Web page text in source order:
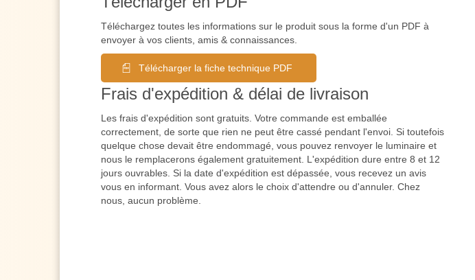
Téléchargez toutes les informations sur le produit sous la forme d'un PDF à
envoyer à vos clients, amis & connaissances.
Télécharger la fiche technique PDF
Frais d'expédition & délai de livraison
Les frais d'expédition sont gratuits. Votre commande est emballée
correctement, de sorte que rien ne peut être cassé pendant l'envoi. Si toutefois
quelque chose devait être endommagé, vous pouvez renvoyer le luminaire et
nous le remplacerons également gratuitement. L'expédition dure entre 8 et 12
jours ouvrables. Si la date d'expédition est dépassée, vous recevez un avis
vous en informant. Vous avez alors le choix d'attendre ou d'annuler. Chez
nous, aucun problème.